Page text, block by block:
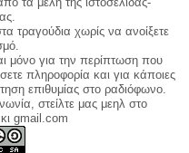
τραγούδια χωρίς να ανοίξετε
μόνο για την περίπτωση που
πληροφορία και για κάποιες
επιθυμίας στο ραδιόφωνο.
στείλτε μας μεηλ στο
gmail.com